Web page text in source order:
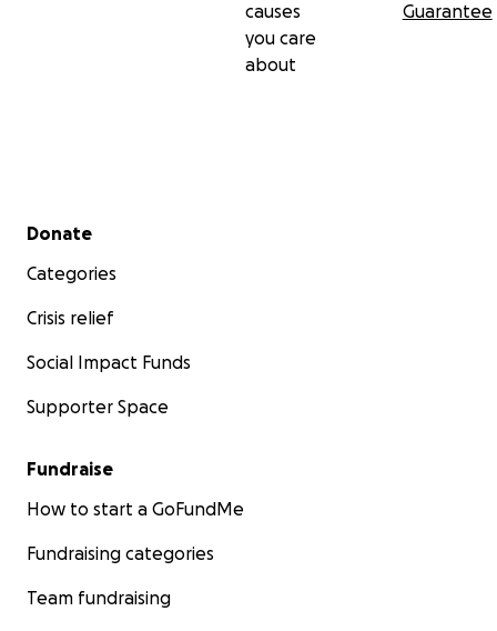
causes
you care
about
Guarantee
Secondary menu
Donate
Categories
Crisis relief
Social Impact Funds
Supporter Space
Fundraise
How to start a GoFundMe
Fundraising categories
Team fundraising